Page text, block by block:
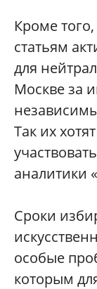
Кроме
статьям
для
Москве за
Так их
аналитики
Сроки
особые
которым